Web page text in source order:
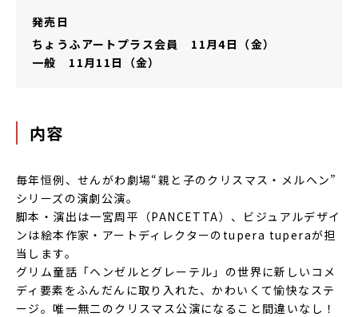
発売日
ちょうふアートプラス会員 11月4日（金）
一般 11月11日（金）
内容
毎年恒例、せんがわ劇場“親と子のクリスマス・メルヘン”
シリーズの演劇公演。
脚本・演出は一宮周平（PANCETTA）、ビジュアルデザイ
ンは絵本作家・アートディレクターのtupera tuperaが担
当します。
グリム童話「ヘンゼルとグレーテル」の世界に新しいコメ
ディ要素をふんだんに取り入れた、かわいくて愉快なステ
ージ。唯一無二のクリスマス公演になること間違いなし！